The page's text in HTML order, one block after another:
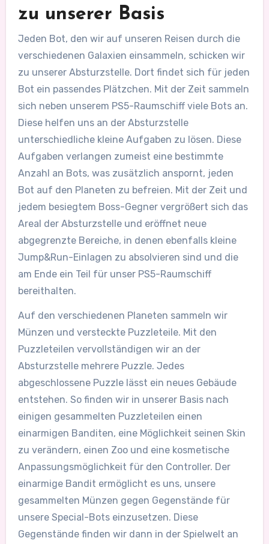
zu unserer Basis
Jeden Bot, den wir auf unseren Reisen durch die
verschiedenen Galaxien einsammeln, schicken wir
zu unserer Absturzstelle. Dort findet sich für jeden
Bot ein passendes Plätzchen. Mit der Zeit sammeln
sich neben unserem PS5-Raumschiff viele Bots an.
Diese helfen uns an der Absturzstelle
unterschiedliche kleine Aufgaben zu lösen. Diese
Aufgaben verlangen zumeist eine bestimmte
Anzahl an Bots, was zusätzlich anspornt, jeden
Bot auf den Planeten zu befreien. Mit der Zeit und
jedem besiegtem Boss-Gegner vergrößert sich das
Areal der Absturzstelle und eröffnet neue
abgegrenzte Bereiche, in denen ebenfalls kleine
Jump&Run-Einlagen zu absolvieren sind und die
am Ende ein Teil für unser PS5-Raumschiff
bereithalten.
Auf den verschiedenen Planeten sammeln wir
Münzen und versteckte Puzzleteile. Mit den
Puzzleteilen vervollständigen wir an der
Absturzstelle mehrere Puzzle. Jedes
abgeschlossene Puzzle lässt ein neues Gebäude
entstehen. So finden wir in unserer Basis nach
einigen gesammelten Puzzleteilen einen
einarmigen Banditen, eine Möglichkeit seinen Skin
zu verändern, einen Zoo und eine kosmetische
Anpassungsmöglichkeit für den Controller. Der
einarmige Bandit ermöglicht es uns, unsere
gesammelten Münzen gegen Gegenstände für
unsere Special-Bots einzusetzen. Diese
Gegenstände finden wir dann in der Spielwelt an